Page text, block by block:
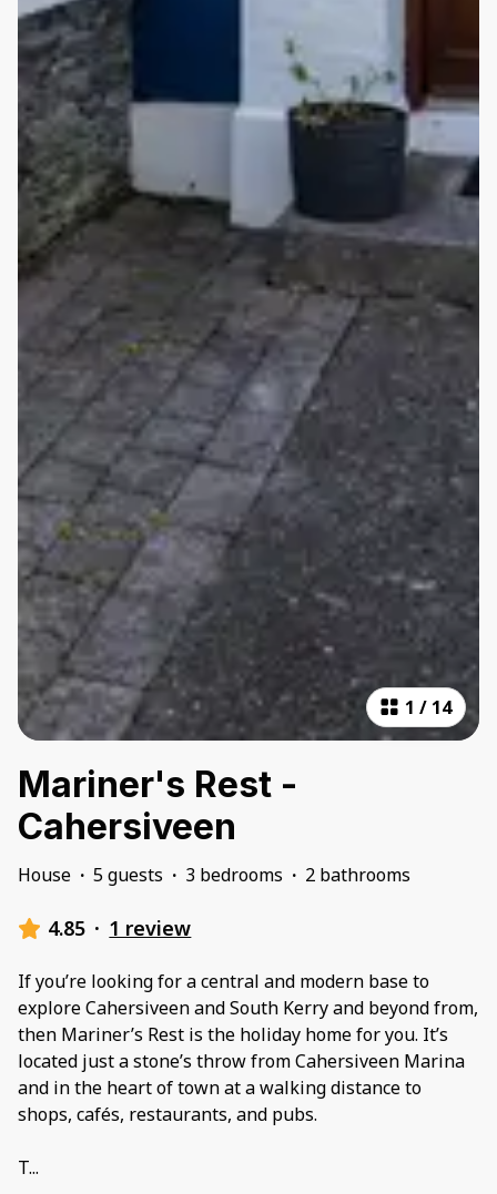
1 / 14
Mariner's Rest -
Cahersiveen
House · 5 guests · 3 bedrooms · 2 bathrooms
4.85 · 1 review
If you’re looking for a central and modern base to
explore Cahersiveen and South Kerry and beyond from,
then Mariner’s Rest is the holiday home for you. It’s
located just a stone’s throw from Cahersiveen Marina
and in the heart of town at a walking distance to
shops, cafés, restaurants, and pubs.
T...